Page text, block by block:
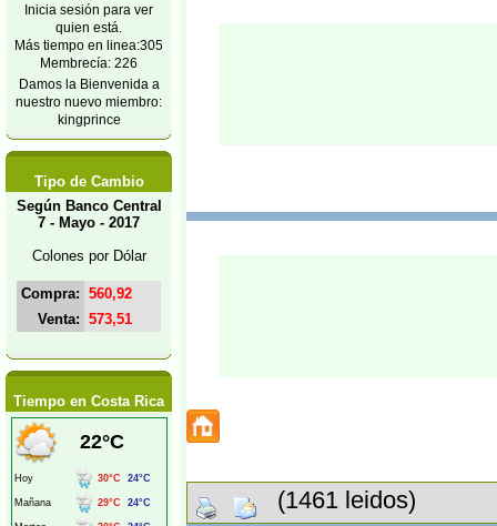
Inicia sesión para ver
quien está.
Más tiempo en linea:305
Membrecía: 226
Damos la Bienvenida a
nuestro nuevo miembro:
kingprince
Tipo de Cambio
Según Banco Central
7 - Mayo - 2017
Colones por Dólar
Compra: 560,92
Venta: 573,51
Tiempo en Costa Rica
(1461 leidos)